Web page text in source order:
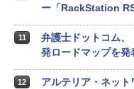
ー「RackStation
11
弁護士ドットコム、
発ロードマップを発
12
アルテリア・ネッ